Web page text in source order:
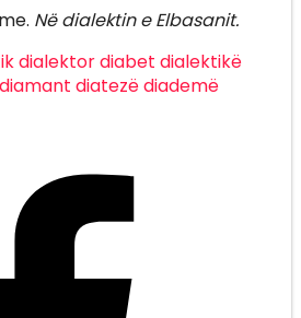
Në dialektin e Elbasanit.
dialektordiabet dialektikë
diamant diatezëdiademë